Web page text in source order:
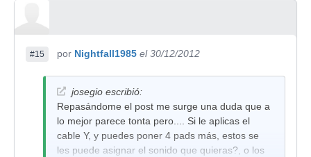
#15 por Nightfall1985 el 30/12/2012
josegio escribió:
Repasándome el post me surge una duda que a
lo mejor parece tonta pero.... Si le aplicas el
cable Y, y puedes poner 4 pads más, estos se
les puede asignar el sonido que quieras?, o los